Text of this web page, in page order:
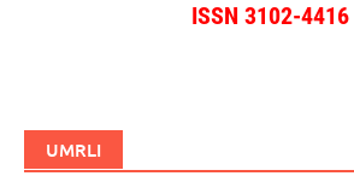
ISSN 3102-4416
UMRLI